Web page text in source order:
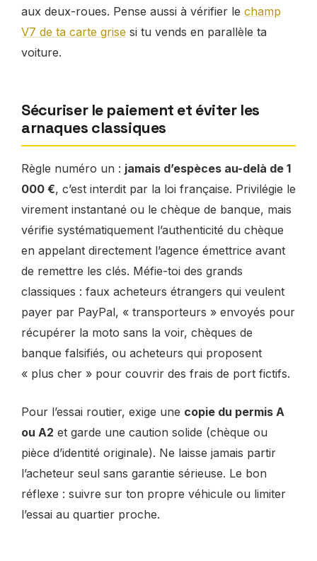
aux deux-roues. Pense aussi à vérifier le champ
V7 de ta carte grise si tu vends en parallèle ta
voiture.
Sécuriser le paiement et éviter les
arnaques classiques
Règle numéro un : jamais d’espèces au-delà de 1
000 €, c’est interdit par la loi française. Privilégie le
virement instantané ou le chèque de banque, mais
vérifie systématiquement l’authenticité du chèque
en appelant directement l’agence émettrice avant
de remettre les clés. Méfie-toi des grands
classiques : faux acheteurs étrangers qui veulent
payer par PayPal, « transporteurs » envoyés pour
récupérer la moto sans la voir, chèques de
banque falsifiés, ou acheteurs qui proposent
« plus cher » pour couvrir des frais de port fictifs.
Pour l’essai routier, exige une copie du permis A
ou A2 et garde une caution solide (chèque ou
pièce d’identité originale). Ne laisse jamais partir
l’acheteur seul sans garantie sérieuse. Le bon
réflexe : suivre sur ton propre véhicule ou limiter
l’essai au quartier proche.